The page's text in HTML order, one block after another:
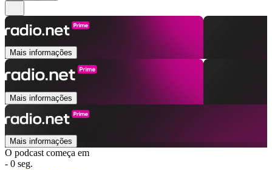
Mais informações
Mais informações
Mais informações
O podcast começa em
- 0 seg.